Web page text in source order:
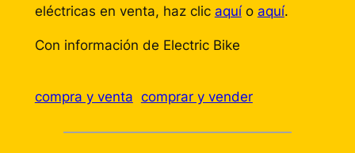
eléctricas en venta, haz clic aquío aquí.
Con información de Electric Bike
compra y venta comprar y vender